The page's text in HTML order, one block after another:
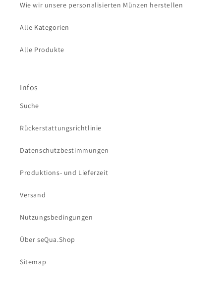
Wie wir unsere personalisierten Münzen herstellen
Alle Kategorien
Alle Produkte
Infos
Suche
Rückerstattungsrichtlinie
Datenschutzbestimmungen
Produktions- und Lieferzeit
Versand
Nutzungsbedingungen
Über seQua.Shop
Sitemap